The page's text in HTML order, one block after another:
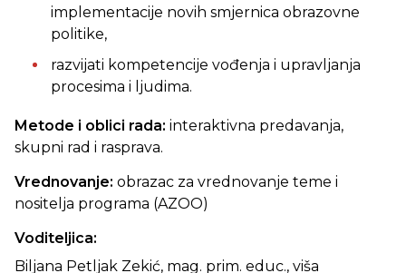
implementacije novih smjernica obrazovne
politike,
razvijati kompetencije vođenja i upravljanja
procesima i ljudima.
Metode i oblici rada: interaktivna predavanja,
skupni rad i rasprava.
Vrednovanje: obrazac za vrednovanje teme i
nositelja programa (AZOO)
Voditeljica:
Biljana Petljak Zekić, mag. prim. educ., viša